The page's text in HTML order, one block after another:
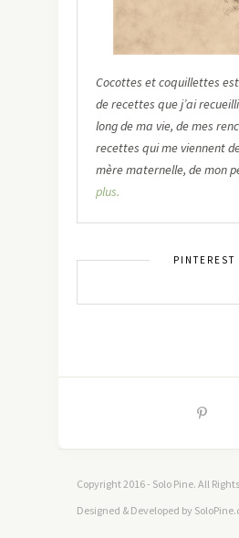
Cocottes et coquillettes
de recettes que j’ai
long de ma vie, de mes
recettes qui me viennent
mère maternelle, de mon
plus.
PINTEREST
Copyright 2016 - Solo Pine. All
Designed & Developed by